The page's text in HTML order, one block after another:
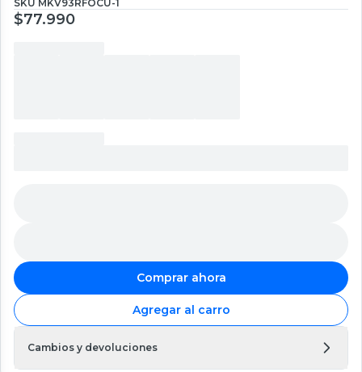
SKU MKV93RFOCU-1
$77.990
Comprar ahora
Agregar al carro
Cambios y devoluciones